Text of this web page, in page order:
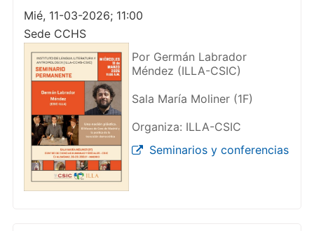
Mié, 11-03-2026; 11:00
Sede CCHS
Por Germán Labrador
Méndez (ILLA-CSIC)
Sala María Moliner (1F)
Organiza: ILLA-CSIC
Seminarios y conferencias